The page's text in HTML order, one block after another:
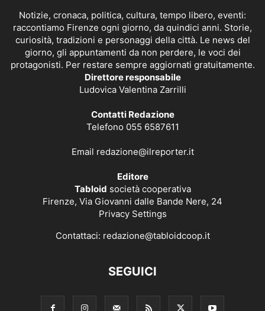
Notizie, cronaca, politica, cultura, tempo libero, eventi:
raccontiamo Firenze ogni giorno, da quindici anni. Storie,
curiosità, tradizioni e personaggi della città. Le news del
giorno, gli appuntamenti da non perdere, le voci dei
protagonisti. Per restare sempre aggiornati gratuitamente.
Direttore responsabile
Ludovica Valentina Zarrilli
Contatti Redazione
Telefono 055 6587611
Email redazione@ilreporter.it
Editore
Tabloid società cooperativa
Firenze, Via Giovanni dalle Bande Nere, 24
Privacy Settings
Contattaci: redazione@tabloidcoop.it
SEGUICI